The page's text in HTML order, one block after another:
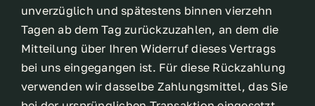
unverzüglich und spätestens binnen vierzehn
Tagen ab dem Tag zurückzuzahlen, an dem die
Mitteilung über Ihren Widerruf dieses Vertrags
bei uns eingegangen ist. Für diese Rückzahlung
verwenden wir dasselbe Zahlungsmittel, das Sie